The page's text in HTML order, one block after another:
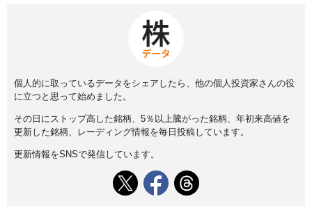
個人的に取っているデータをシェアしたら、他の個人投資家さんの役
に立つと思って始めました。
その日にストップ高した銘柄、5％以上騰がった銘柄、年初来高値を
更新した銘柄、レーディング情報を毎日投稿しています。
更新情報をSNSで発信しています。